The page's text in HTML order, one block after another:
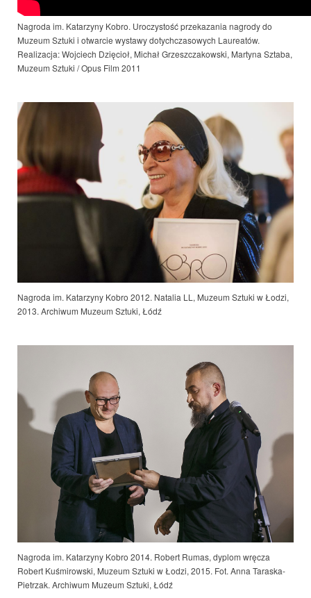
Nagroda im. Katarzyny Kobro. Uroczystość przekazania nagrody do
Muzeum Sztuki i otwarcie wystawy dotychczasowych Laureatów.
Realizacja: Wojciech Dzięcioł, Michał Grzeszczakowski, Martyna Sztaba,
Muzeum Sztuki / Opus Film 2011
Nagroda im. Katarzyny Kobro 2012. Natalia LL, Muzeum Sztuki w Łodzi,
2013. Archiwum Muzeum Sztuki, Łódź
Nagroda im. Katarzyny Kobro 2014. Robert Rumas, dyplom wręcza
Robert Kuśmirowski, Muzeum Sztuki w Łodzi, 2015. Fot. Anna Taraska-
Pietrzak. Archiwum Muzeum Sztuki, Łódź